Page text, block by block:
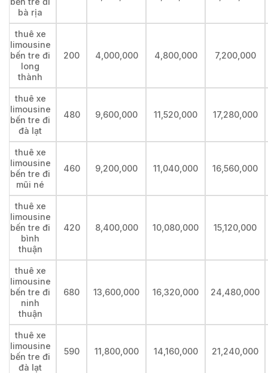
bà rịa
thuê xe
limousine
bến tre đi
long
thành
200 4,000,000 4,800,000 7,200,000
thuê xe
limousine
bến tre đi
đà lạt
480 9,600,000 11,520,000 17,280,000
thuê xe
limousine
bến tre đi
mũi né
460 9,200,000 11,040,000 16,560,000
thuê xe
limousine
bến tre đi
bình
thuận
420 8,400,000 10,080,000 15,120,000
thuê xe
limousine
bến tre đi
ninh
thuận
680 13,600,000 16,320,000 24,480,000
thuê xe
limousine
bến tre đi
đà lạt
590 11,800,000 14,160,000 21,240,000